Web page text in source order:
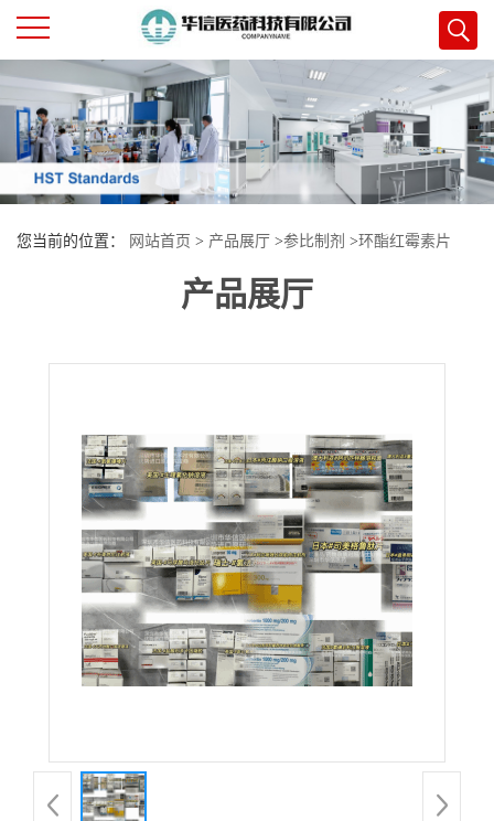
公
司
首
页
司
书
您当前的位置： 网站首页 > 产品展厅 >参比制剂 >环酯红霉素片
产品展厅